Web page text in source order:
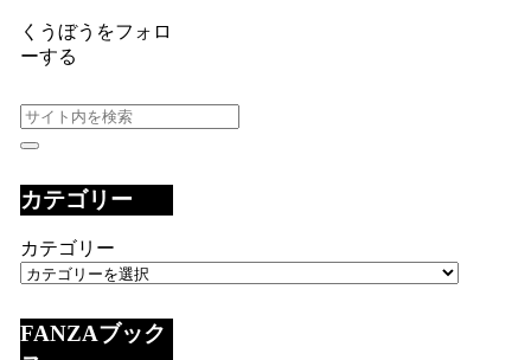
くうぼうをフォロ
ーする
カテゴリー
カテゴリー
FANZAブック